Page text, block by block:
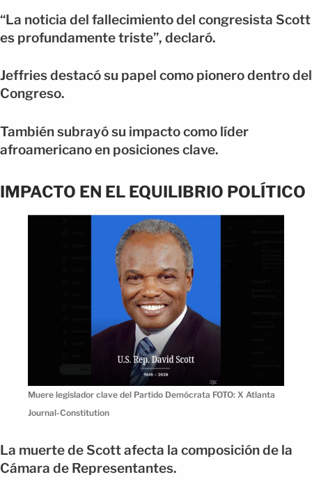
“La noticia del fallecimiento del congresista Scott
es profundamente triste”, declaró.
Jeffries destacó su papel como pionero dentro del
Congreso.
También subrayó su impacto como líder
afroamericano en posiciones clave.
IMPACTO EN EL EQUILIBRIO POLÍTICO
Muere legislador clave del Partido Demócrata FOTO: X Atlanta
Journal-Constitution
La muerte de Scott afecta la composición de la
Cámara de Representantes.